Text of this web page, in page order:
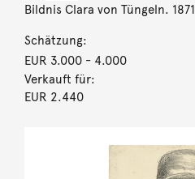
Bildnis Clara von Tüngeln. 1871
Schätzung:
EUR 3.000- 4.000
Verkauft für:
EUR 2.440